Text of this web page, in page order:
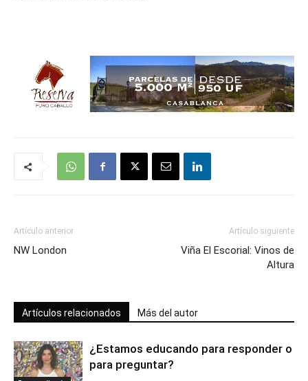
Artículo anterior
NW London
Artículo siguiente
Viña El Escorial: Vinos de
Altura
Artículos relacionados Más del autor
¿Estamos educando para responder o
para preguntar?